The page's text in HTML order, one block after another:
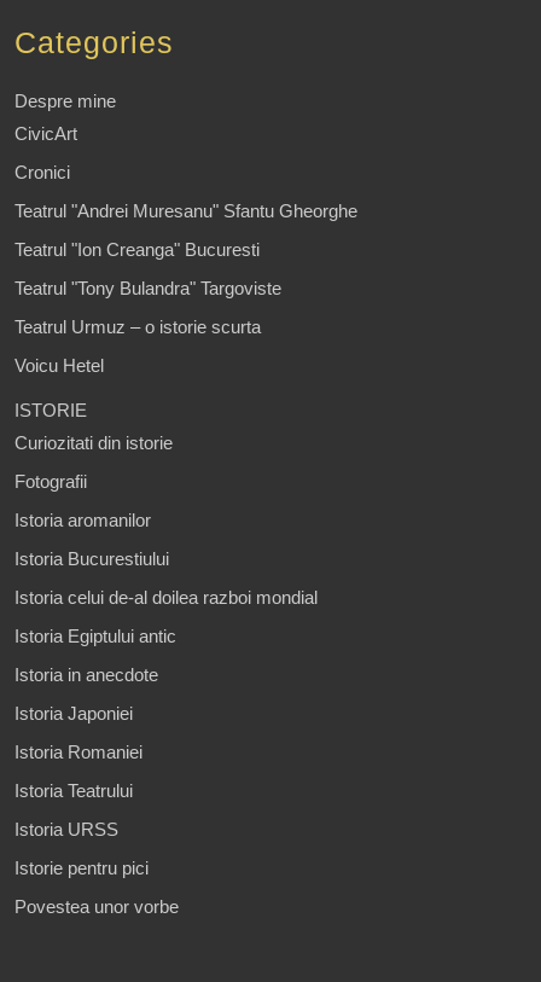
Categories
Despre mine
CivicArt
Cronici
Teatrul "Andrei Muresanu" Sfantu Gheorghe
Teatrul "Ion Creanga" Bucuresti
Teatrul "Tony Bulandra" Targoviste
Teatrul Urmuz – o istorie scurta
Voicu Hetel
ISTORIE
Curiozitati din istorie
Fotografii
Istoria aromanilor
Istoria Bucurestiului
Istoria celui de-al doilea razboi mondial
Istoria Egiptului antic
Istoria in anecdote
Istoria Japoniei
Istoria Romaniei
Istoria Teatrului
Istoria URSS
Istorie pentru pici
Povestea unor vorbe